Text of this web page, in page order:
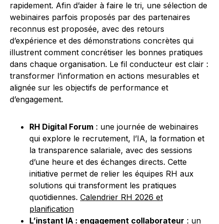
rapidement. Afin d’aider à faire le tri, une sélection de
webinaires parfois proposés par des partenaires
reconnus est proposée, avec des retours
d’expérience et des démonstrations concrètes qui
illustrent comment concrétiser les bonnes pratiques
dans chaque organisation. Le fil conducteur est clair :
transformer l’information en actions mesurables et
alignée sur les objectifs de performance et
d’engagement.
RH Digital Forum : une journée de webinaires
qui explore le recrutement, l’IA, la formation et
la transparence salariale, avec des sessions
d’une heure et des échanges directs. Cette
initiative permet de relier les équipes RH aux
solutions qui transforment les pratiques
quotidiennes. Calendrier RH 2026 et
planification
L’instant IA : engagement collaborateur : un